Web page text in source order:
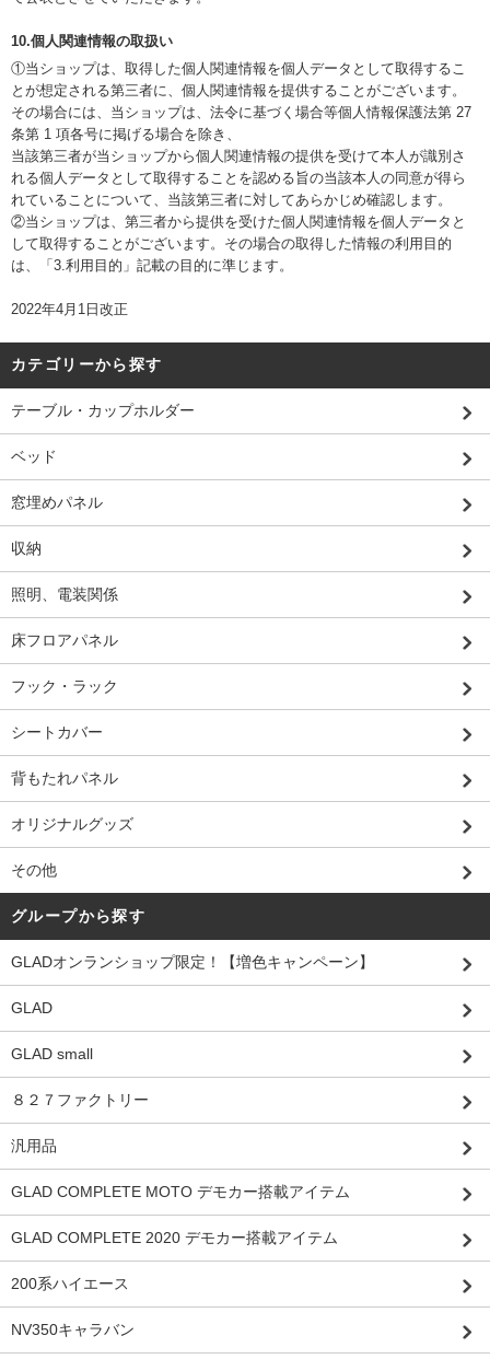
10.個人関連情報の取扱い
①当ショップは、取得した個人関連情報を個人データとして取得するこ
とが想定される第三者に、個人関連情報を提供することがございます。
その場合には、当ショップは、法令に基づく場合等個人情報保護法第 27
条第 1 項各号に掲げる場合を除き、
当該第三者が当ショップから個人関連情報の提供を受けて本人が識別さ
れる個人データとして取得することを認める旨の当該本人の同意が得ら
れていることについて、当該第三者に対してあらかじめ確認します。
②当ショップは、第三者から提供を受けた個人関連情報を個人データと
して取得することがございます。その場合の取得した情報の利用目的
は、「3.利用目的」記載の目的に準じます。
2022年4月1日改正
カテゴリーから探す
テーブル・カップホルダー
ベッド
窓埋めパネル
収納
照明、電装関係
床フロアパネル
フック・ラック
シートカバー
背もたれパネル
オリジナルグッズ
その他
グループから探す
GLADオンランショップ限定！【増色キャンペーン】
GLAD
GLAD small
８２７ファクトリー
汎用品
GLAD COMPLETE MOTO デモカー搭載アイテム
GLAD COMPLETE 2020 デモカー搭載アイテム
200系ハイエース
NV350キャラバン